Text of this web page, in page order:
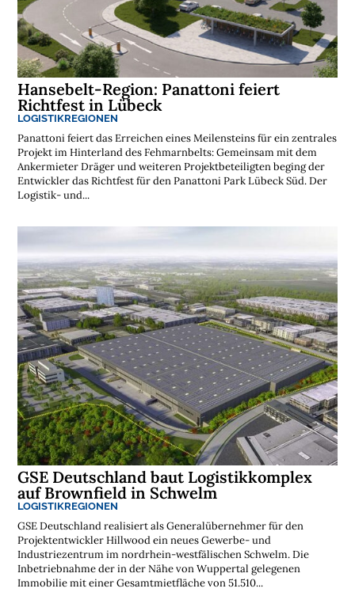
Hansebelt-Region: Panattoni feiert
Richtfest in Lübeck
LOGISTIKREGIONEN
Panattoni feiert das Erreichen eines Meilensteins für ein zentrales
Projekt im Hinterland des Fehmarnbelts: Gemeinsam mit dem
Ankermieter Dräger und weiteren Projektbeteiligten beging der
Entwickler das Richtfest für den Panattoni Park Lübeck Süd. Der
Logistik- und...
GSE Deutschland baut Logistikkomplex
auf Brownfield in Schwelm
LOGISTIKREGIONEN
GSE Deutschland realisiert als Generalübernehmer für den
Projektentwickler Hillwood ein neues Gewerbe- und
Industriezentrum im nordrhein-westfälischen Schwelm. Die
Inbetriebnahme der in der Nähe von Wuppertal gelegenen
Immobilie mit einer Gesamtmietfläche von 51.510...